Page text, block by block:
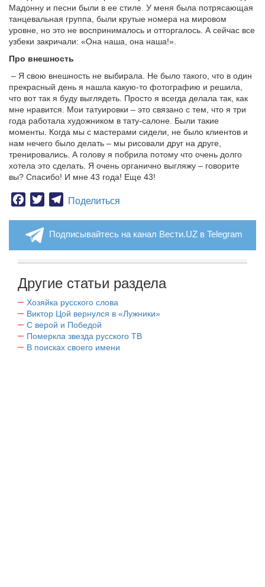
Мадонну и песни были в ее стиле. У меня была потрясающая
танцевальная группа, были крутые номера на мировом
уровне, но это не воспринималось и отторгалось. А сейчас все
узбеки закричали: «Она наша, она наша!».
Про внешность
– Я свою внешность не выбирала. Не было такого, что в один
прекрасный день я нашла какую-то фотографию и решила,
что вот так я буду выглядеть. Просто я всегда делала так, как
мне нравится. Мои татуировки – это связано с тем, что я три
года работала художником в тату-салоне. Были такие
моменты. Когда мы с мастерами сидели, не было клиентов и
нам нечего было делать – мы рисовали друг на друге,
тренировались. А голову я побрила потому что очень долго
хотела это сделать. Я очень органично выгляжу – говорите
вы? Спасибо! И мне 43 года! Еще 43!
Facebook
TwitterTelegram
Поделиться
Подписывайтесь на канал Вести.UZ в Telegram
Другие статьи раздела
Хозяйка русского слова
Виктор Цой вернулся в «Лужники»
С верой и Победой
Померкла звезда русского ТВ
В поисках своего имени